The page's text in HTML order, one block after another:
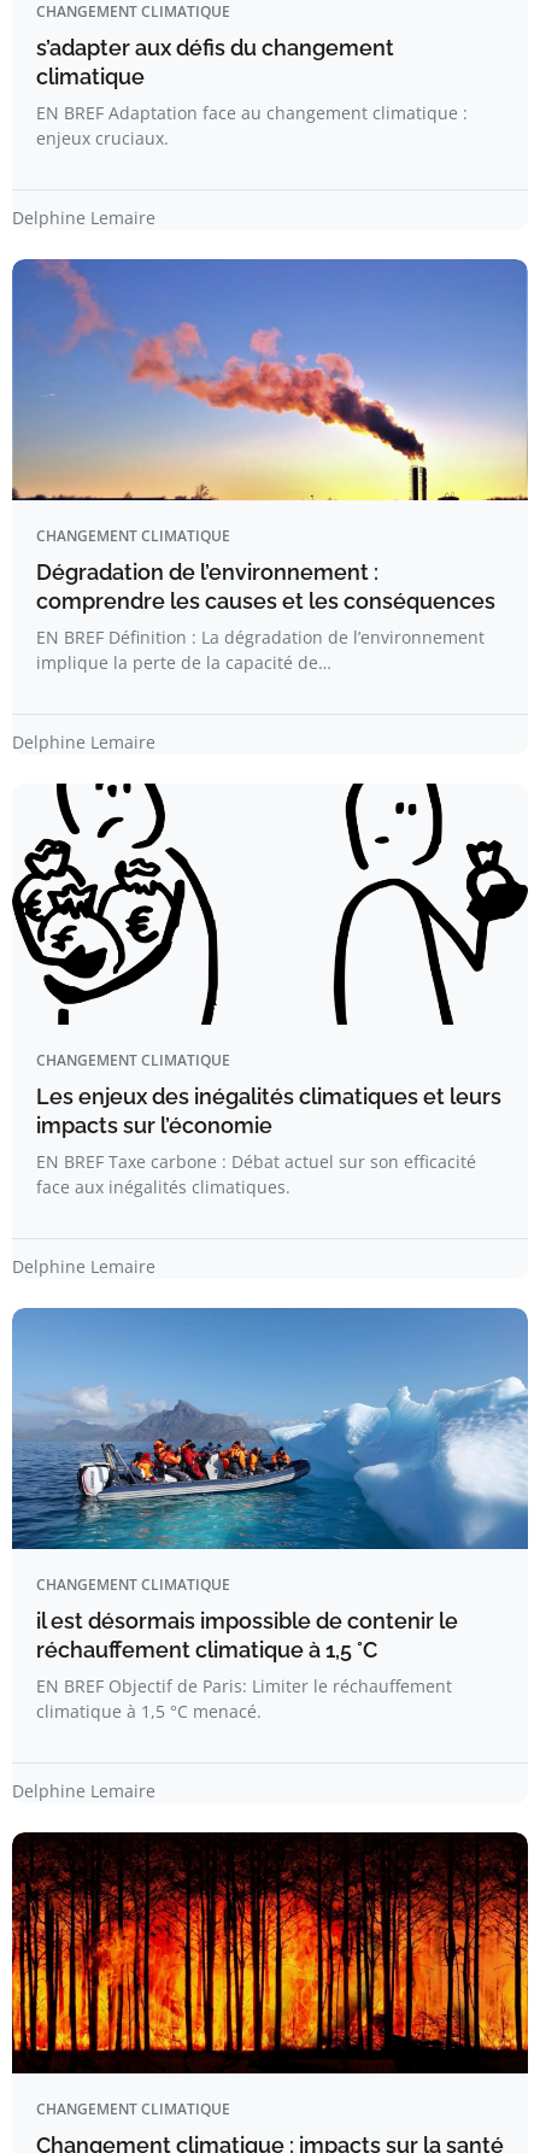
CHANGEMENT CLIMATIQUE
s’adapter aux défis du changement
climatique
EN BREF Adaptation face au changement climatique :
enjeux cruciaux.
Delphine Lemaire
CHANGEMENT CLIMATIQUE
Dégradation de l’environnement :
comprendre les causes et les conséquences
EN BREF Définition : La dégradation de l’environnement
implique la perte de la capacité de…
Delphine Lemaire
CHANGEMENT CLIMATIQUE
Les enjeux des inégalités climatiques et leurs
impacts sur l’économie
EN BREF Taxe carbone : Débat actuel sur son efficacité
face aux inégalités climatiques.
Delphine Lemaire
CHANGEMENT CLIMATIQUE
il est désormais impossible de contenir le
réchauffement climatique à 1,5 °C
EN BREF Objectif de Paris: Limiter le réchauffement
climatique à 1,5 °C menacé.
Delphine Lemaire
CHANGEMENT CLIMATIQUE
Changement climatique : impacts sur la santé